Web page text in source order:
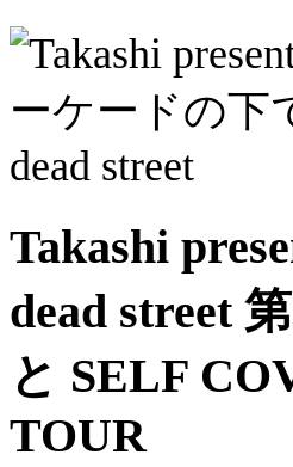
Takashi
dead street
と SELF
TOUR